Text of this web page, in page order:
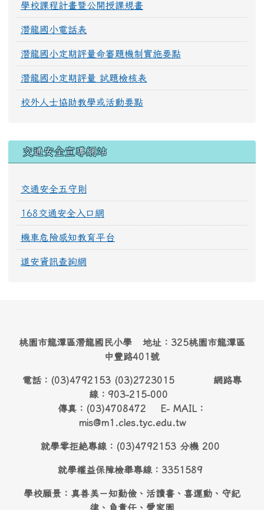
學校課程計畫暨公開授課規畫
潛龍國小電話表
潛龍國小定期評量命審題機制實施要點
潛龍國小定期評量 試題檢核表
校外人士協助教學或活動要點
交通安全宣導網站
交通安全五守則
168交通安全入口網
機車危險感知教育平台
道安資訊查詢網
桃園市龍潭區潛龍國民小學 地址：325桃園市龍潭區
中豐路401號
電話：(03)4792153 (03)2723015 網路專
線：903-215-000
傳真：(03)4708472 E- MAIL：
mis@m1.cles.tyc.edu.tw
就學零拒絶專線：(03)4792153 分機 200
就學權益保障檢舉專線：3351589
學校願景：真善美－知勤儉、活讀書、喜運動、守紀
律、負責任、愛家園